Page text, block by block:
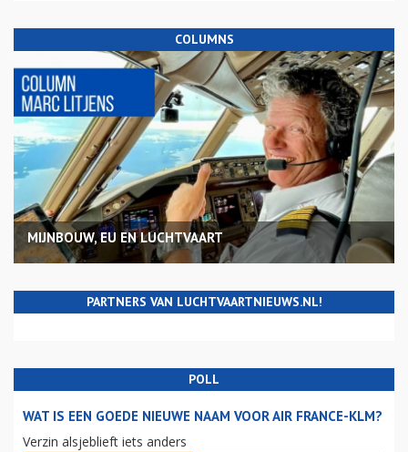
COLUMNS
MIJNBOUW, EU EN LUCHTVAART
PARTNERS VAN LUCHTVAARTNIEUWS.NL!
POLL
WAT IS EEN GOEDE NIEUWE NAAM VOOR AIR FRANCE-KLM?
Verzin alsjeblieft iets anders